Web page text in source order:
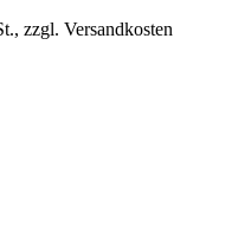
zzgl. Versandkosten